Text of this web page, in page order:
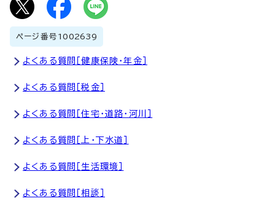
ページ番号 1002639
よくある質問［健康保険・年金］
よくある質問［税金］
よくある質問［住宅・道路・河川］
よくある質問［上・下水道］
よくある質問［生活環境］
よくある質問［相談］